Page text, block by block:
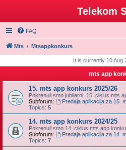
Telekom
FAQ
Mts Mtsappkonkurs
It is currently 10 Aug
mts app
15. mts app konkurs 2025/26
Pokrenuli smo jubilarni, 15. ciklus mts
Subforum:
Predaja aplikacija za 15.
Topics: 5
14. mts app konkurs 2024/25
Pokrenuli smo 14. ciklus mts app
Subforum:
Predaja aplikacija za 14.
Topics: 7